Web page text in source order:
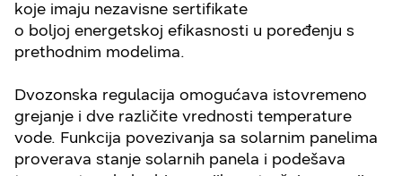
koje imaju nezavisne sertifikate
o boljoj energetskoj efikasnosti u poređenju s
prethodnim modelima.
Dvozonska regulacija omogućava istovremeno
grejanje i dve različite vrednosti temperature
vode. Funkcija povezivanja sa solarnim panelima
proverava stanje solarnih panela i podešava